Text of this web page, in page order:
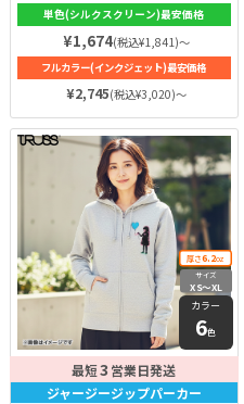
単色(シルクスクリーン)最安価格
¥1,674(税込¥1,841)～
フルカラー(インクジェット)最安価格
¥2,745(税込¥3,020)～
厚さ6.2oz
サイズ
XS〜XL
カラー
6色
最短3 営業日発送
ジャージージップパーカー